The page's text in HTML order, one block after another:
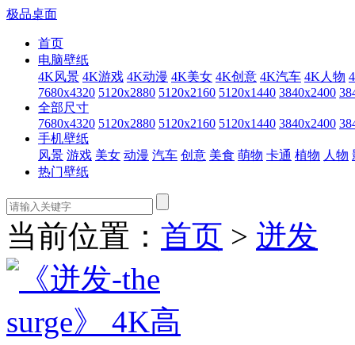
极品桌面
首页
电脑壁纸
4K风景 4K游戏 4K动漫 4K美女 4K创意 4K汽车 4K人物
7680x4320 5120x2880 5120x2160 5120x1440 3840x2400
全部尺寸
7680x4320 5120x2880 5120x2160 5120x1440 3840x2400
手机壁纸
风景 游戏 美女 动漫 汽车 创意 美食 萌物 卡通 植物 人物
热门壁纸
当前位置： 首页 > 迸发